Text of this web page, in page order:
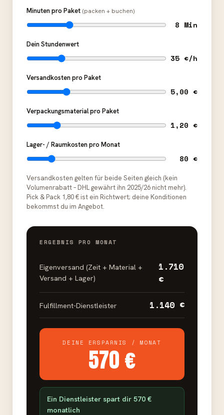
Minuten pro Paket (packen + buchen)
8 Min
Dein Stundenwert
35 €/h
Versandkosten pro Paket
5,00 €
Verpackungsmaterial pro Paket
1,20 €
Lager- / Raumkosten pro Monat
80 €
Versandkosten gelten für beide Seiten gleich (kein
Volumenrabatt – DHL gewährt ihn 2025/26 nicht mehr).
Pick & Pack 1,80 € ist ein Richtwert; deine Konditionen
bekommst du im Angebot.
ERGEBNIS PRO MONAT
Eigenversand (Zeit + Material +
Versand + Lager)
1.710
€
Fulfillment-Dienstleister 1.140 €
DEINE ERSPARNIS / MONAT
570 €
Ein Dienstleister spart dir 570 €
monatlich